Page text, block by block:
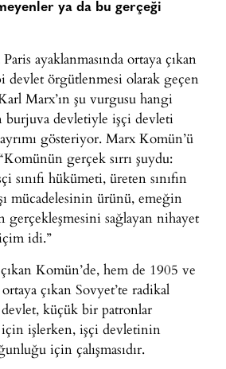
ya da bu gerçeği
ayaklanmasında ortaya çıkan
örgütlenmesi olarak geçen
Marx’ın şu vurgusu hangi
burjuva devletiyle işçi devleti
gösteriyor. Marx Komün’ü
gerçek sırrı şuydu:
sınıfı hükümeti, üreten sınıfın
mücadelesinin ürünü, emeğin
sağlayan nihayet
idi.”
Komün’de, hem de 1905 ve
çıkan Sovyet’te radikal
küçük bir patronlar
için işlerken, işçi devletinin
için çalışmasıdır.